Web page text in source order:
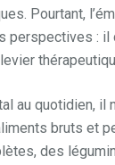
Pourtant,
perspectives :
au quotidien,
bruts et
des